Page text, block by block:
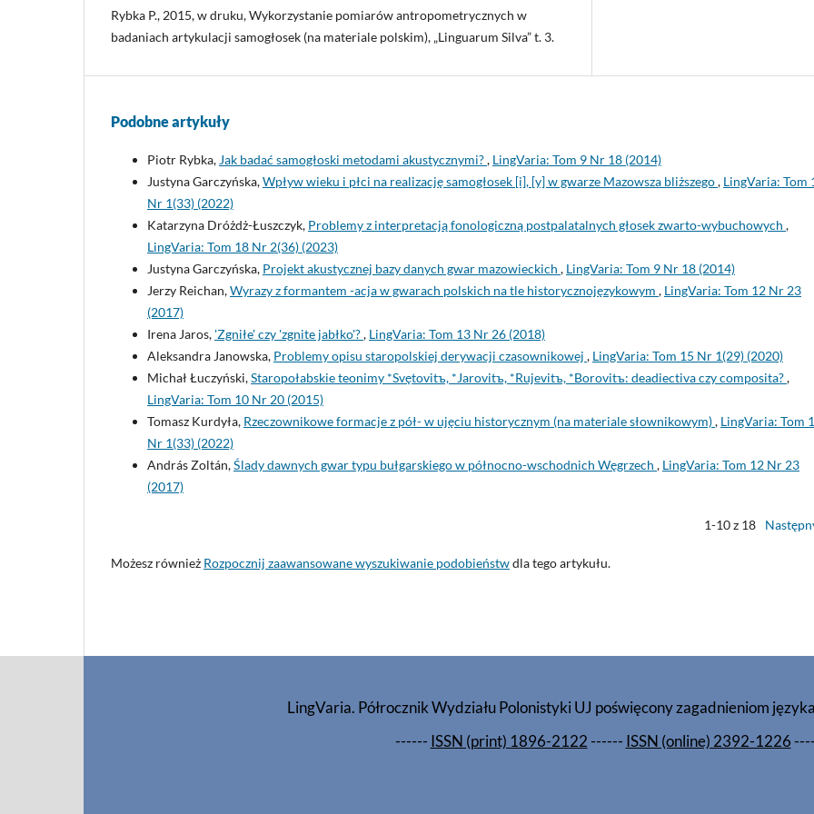
Rybka P., 2015, w druku, Wykorzystanie pomiarów antropometrycznych w
badaniach artykulacji samogłosek (na materiale polskim), „Linguarum Silva” t. 3.
Podobne artykuły
Piotr Rybka, Jak badać samogłoski metodami akustycznymi?, LingVaria: Tom 9 Nr 18 (2014)
Justyna Garczyńska,Wpływ wieku i płci na realizację samogłosek [i], [y] w gwarze Mazowsza bliższego, LingVaria: Tom
Nr 1(33) (2022)
Katarzyna Dróżdż-Łuszczyk, Problemy z interpretacją fonologiczną postpalatalnych głosek zwarto-wybuchowych ,
LingVaria: Tom 18 Nr 2(36) (2023)
Justyna Garczyńska, Projekt akustycznej bazy danych gwar mazowieckich , LingVaria: Tom 9 Nr 18 (2014)
Jerzy Reichan,Wyrazy z formantem -acja w gwarach polskich na tle historycznojęzykowym , LingVaria: Tom 12 Nr 23
(2017)
Irena Jaros, 'Zgniłe' czy 'zgnite jabłko'?, LingVaria: Tom 13 Nr 26 (2018)
Aleksandra Janowska, Problemy opisu staropolskiej derywacji czasownikowej , LingVaria: Tom 15 Nr 1(29) (2020)
Michał Łuczyński,Staropołabskie teonimy *Svętovitъ, *Jarovitъ, *Rujevitъ, *Borovitъ: deadiectiva czy composita?,
LingVaria: Tom 10 Nr 20 (2015)
Tomasz Kurdyła, Rzeczownikowe formacje z pół- w ujęciu historycznym (na materiale słownikowym), LingVaria: Tom
Nr 1(33) (2022)
András Zoltán,Ślady dawnych gwar typu bułgarskiego w północno-wschodnich Węgrzech , LingVaria: Tom 12 Nr 23
(2017)
1-10 z 18
Możesz również Rozpocznij zaawansowane wyszukiwanie podobieństwdla tego artykułu.
LingVaria. Półrocznik Wydziału Polonistyki UJ poświęcony zagadnieniom
------ ISSN (print) 1896-2122------ ISSN (online) 2392-1226